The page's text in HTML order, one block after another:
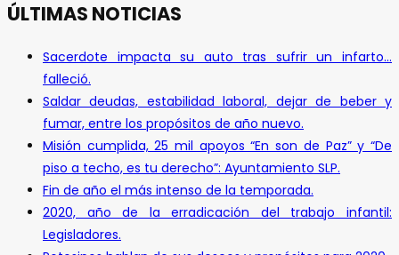
ÚLTIMAS NOTICIAS
Sacerdote impacta su auto tras sufrir un infarto…
falleció.
Saldar deudas, estabilidad laboral, dejar de beber y
fumar, entre los propósitos de año nuevo.
Misión cumplida, 25 mil apoyos “En son de Paz” y “De
piso a techo, es tu derecho”: Ayuntamiento SLP.
Fin de año el más intenso de la temporada.
2020, año de la erradicación del trabajo infantil:
Legisladores.